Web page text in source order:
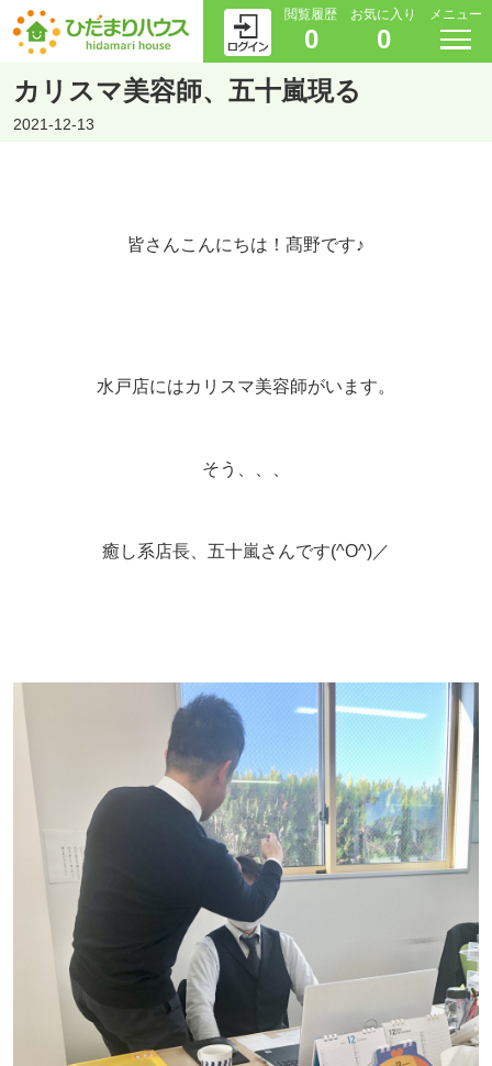
閲覧履歴
0
お気に入り
0
メニュー
カリスマ美容師、五十嵐現る
2021-12-13
皆さんこんにちは！髙野です♪
水戸店にはカリスマ美容師がいます。
そう、、、
癒し系店長、五十嵐さんです(^O^)／